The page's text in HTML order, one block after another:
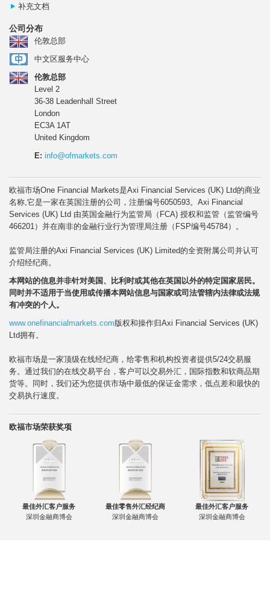
补充文档
公司分布
伦敦总部
中文区服务中心
伦敦总部
Level 2
36-38 Leadenhall Street
London
EC3A 1AT
United Kingdom
E: info@ofmarkets.com
欧福市场One Financial Markets是Axi Financial Services (UK) Ltd的商业
名称,它是一家在英国注册的公司，注册编号6050593。Axi Financial
Services (UK) Ltd 由英国金融行为监管局（FCA) 授权和监管（监管编号
466201）并在南非的金融行业行为管理局注册（FSP编号45784）。
监管局注册的Axi Financial Services (UK) Limited的全资附属公司并认可
介绍经纪商。
本网站的信息并非针对美国、比利时或其他在英国以外的特定国家居民。
同时并不适用于当使用或传播本网站信息与国家或司法管辖内法律或法规
有冲突的个人。
www.onefinancialmarkets.com 版权和操作归Axi Financial Services (UK)
Ltd拥有。
欧福市场是一家顶级在线经纪商，给零售和机构投资者提供5/24交易服
务。通过我们的在线交易平台，客户可以交易外汇，国际指数和软商品期
货等。同时，我们还为您提供市场中最低的保证金需求，低点差和最快的
交易执行速度。
欧福市场荣获奖项
最佳外汇客户服务
深圳金融商博会
最佳零售外汇经纪商
深圳金融商博会
最佳外汇客户服务
深圳金融商博会